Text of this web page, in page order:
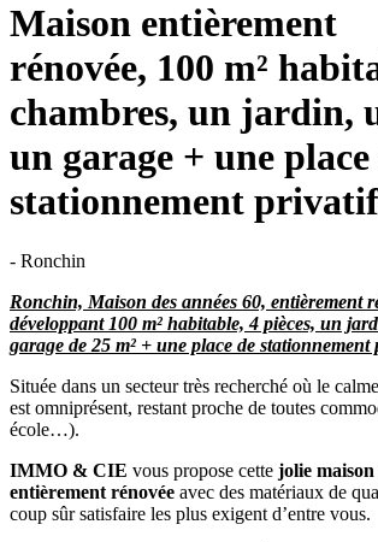
Maison entièrement
rénovée, 100 m²
chambres, un jardin,
un garage + une place
stationnement
- Ronchin
Ronchin, Maison des années 60, entièrement
développant 100 m² habitable, 4 pièces, un
garage de 25 m² + une place de stationnement
Située dans un secteur très recherché où le
est omniprésent, restant proche de toutes
école…).
IMMO & CIE vous propose cette jolie
entièrement rénovée avec des matériaux de
coup sûr satisfaire les plus exigent d’entre vous.